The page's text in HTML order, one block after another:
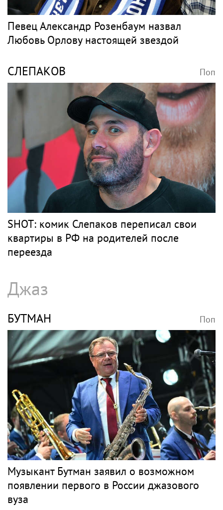
Певец Александр Розенбаум назвал
Любовь Орлову настоящей звездой
СЛЕПАКОВ Поп
SHOT: комик Слепаков переписал свои
квартиры в РФ на родителей после
переезда
Джаз
БУТМАН Поп
Музыкант Бутман заявил о возможном
появлении первого в России джазового
вуза